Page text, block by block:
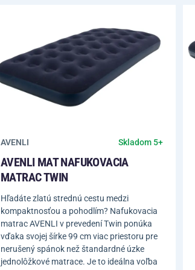
AVENLI Skladom 5+
AVENLI MAT NAFUKOVACIA
MATRAC TWIN
Hľadáte zlatú strednú cestu medzi
kompaktnosťou a pohodlím? Nafukovacia
matrac AVENLI v prevedení Twin ponúka
vďaka svojej šírke 99 cm viac priestoru pre
nerušený spánok než štandardné úzke
jednolôžkové matrace. Je to ideálna voľba